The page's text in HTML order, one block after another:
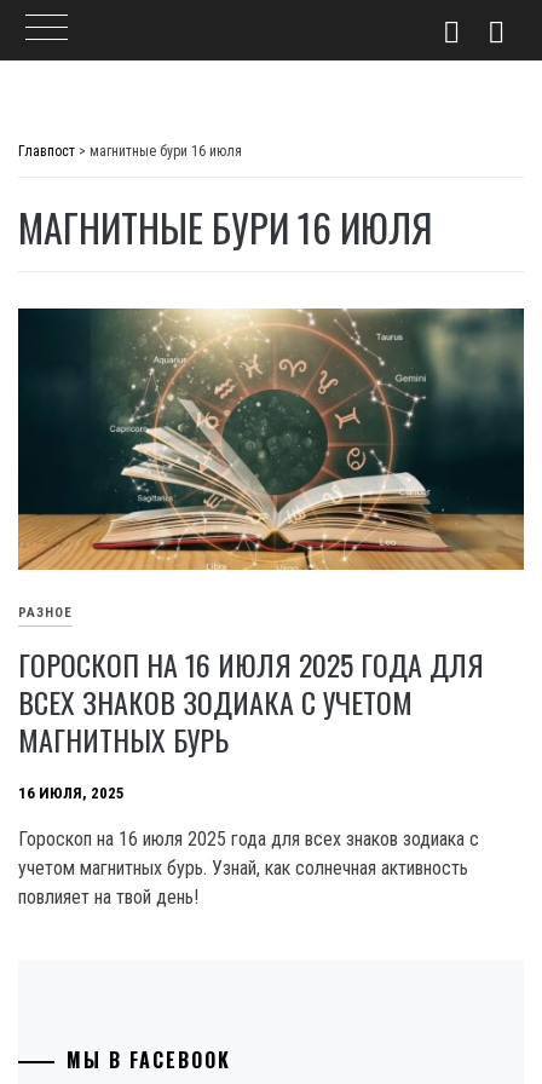
Главпост > магнитные бури 16 июля
МАГНИТНЫЕ БУРИ 16 ИЮЛЯ
РАЗНОЕ
ГОРОСКОП НА 16 ИЮЛЯ 2025 ГОДА ДЛЯ
ВСЕХ ЗНАКОВ ЗОДИАКА С УЧЕТОМ
МАГНИТНЫХ БУРЬ
16 ИЮЛЯ, 2025
Гороскоп на 16 июля 2025 года для всех знаков зодиака с
учетом магнитных бурь. Узнай, как солнечная активность
повлияет на твой день!
МЫ В FACEBOOK